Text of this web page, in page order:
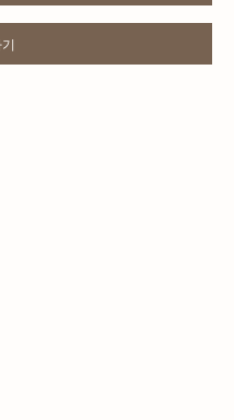
OPENS IN NEW TAB